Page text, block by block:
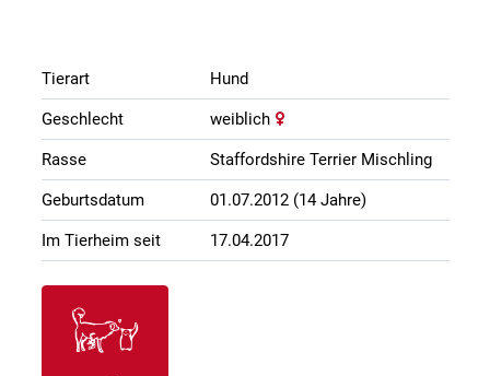
Tierart Hund
Geschlecht weiblich
Rasse Staffordshire Terrier Mischling
Geburtsdatum 01.07.2012 (14 Jahre)
Im Tierheim seit 17.04.2017